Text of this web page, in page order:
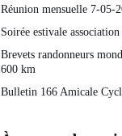
Réunion mensuelle 7-05-
Soirée estivale
Brevets randonneurs
600 km
Bulletin 166 Amicale